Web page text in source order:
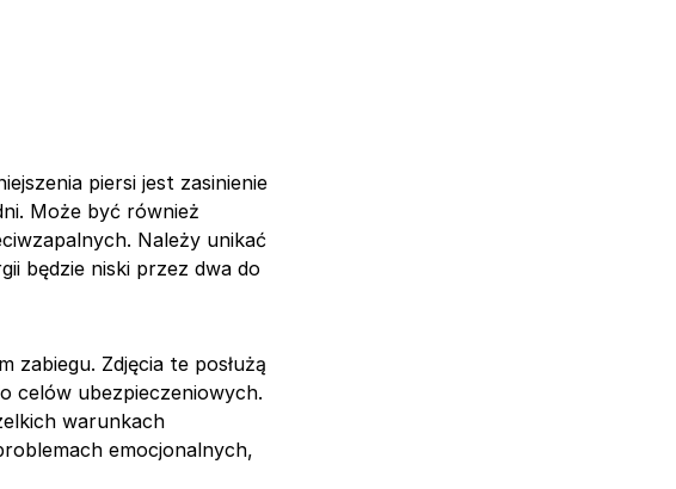
piersi jest zasinienie
Może być również
Należy unikać
będzie niski przez dwa do
zabiegu. Zdjęcia te posłużą
celów ubezpieczeniowych.
warunkach
emocjonalnych,